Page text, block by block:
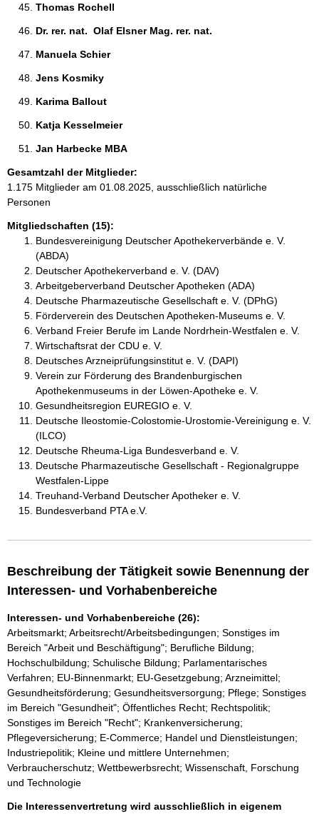
Thomas Rochell
Dr. rer. nat.  Olaf Elsner Mag. rer. nat.
Manuela Schier
Jens Kosmiky
Karima Ballout
Katja Kesselmeier
Jan Harbecke MBA
Gesamtzahl der Mitglieder:
1.175 Mitglieder am 01.08.2025, ausschließlich natürliche
Personen
Mitgliedschaften (15):
Bundesvereinigung Deutscher Apothekerverbände e. V.
(ABDA)
Deutscher Apothekerverband e. V. (DAV)
Arbeitgeberverband Deutscher Apotheken (ADA)
Deutsche Pharmazeutische Gesellschaft e. V. (DPhG)
Förderverein des Deutschen Apotheken-Museums e. V.
Verband Freier Berufe im Lande Nordrhein-Westfalen e. V.
Wirtschaftsrat der CDU e. V.
Deutsches Arzneiprüfungsinstitut e. V. (DAPI)
Verein zur Förderung des Brandenburgischen
Apothekenmuseums in der Löwen-Apotheke e. V.
Gesundheitsregion EUREGIO e. V.
Deutsche Ileostomie-Colostomie-Urostomie-Vereinigung e. V.
(ILCO)
Deutsche Rheuma-Liga Bundesverband e. V.
Deutsche Pharmazeutische Gesellschaft - Regionalgruppe
Westfalen-Lippe
Treuhand-Verband Deutscher Apotheker e. V.
Bundesverband PTA e.V.
Beschreibung der Tätigkeit sowie Benennung der
Interessen- und Vorhabenbereiche
Interessen- und Vorhabenbereiche (26):
Arbeitsmarkt; Arbeitsrecht/Arbeitsbedingungen; Sonstiges im
Bereich "Arbeit und Beschäftigung"; Berufliche Bildung;
Hochschulbildung; Schulische Bildung; Parlamentarisches
Verfahren; EU-Binnenmarkt; EU-Gesetzgebung; Arzneimittel;
Gesundheitsförderung; Gesundheitsversorgung; Pflege; Sonstiges
im Bereich "Gesundheit"; Öffentliches Recht; Rechtspolitik;
Sonstiges im Bereich "Recht"; Krankenversicherung;
Pflegeversicherung; E-Commerce; Handel und Dienstleistungen;
Industriepolitik; Kleine und mittlere Unternehmen;
Verbraucherschutz; Wettbewerbsrecht; Wissenschaft, Forschung
und Technologie
Die Interessenvertretung wird ausschließlich in eigenem